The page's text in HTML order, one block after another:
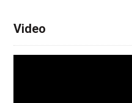
Video